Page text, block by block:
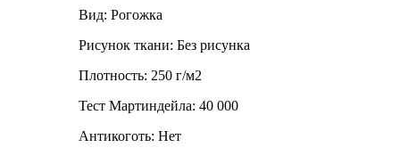
Вид: Рогожка
Рисунок ткани: Без рисунка
Плотность: 250 г/м2
Тест Мартиндейла: 40 000
Антикоготь: Нет